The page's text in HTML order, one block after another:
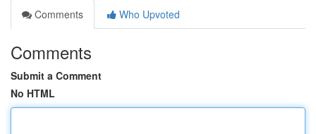
Comments
Who Upvoted
Comments
Submit a Comment
No HTML